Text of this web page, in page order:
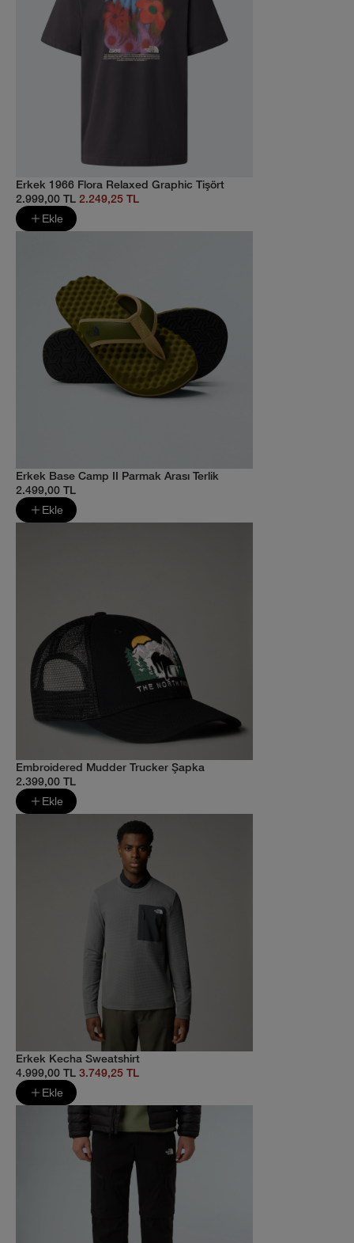
Erkek 1966 Flora Relaxed Graphic Tişört
2.999,00 TL 2.249,25 TL
Ekle
Erkek Base Camp II Parmak Arası Terlik
2.499,00 TL
Ekle
Embroidered Mudder Trucker Şapka
2.399,00 TL
Ekle
Erkek Kecha Sweatshirt
4.999,00 TL 3.749,25 TL
Ekle